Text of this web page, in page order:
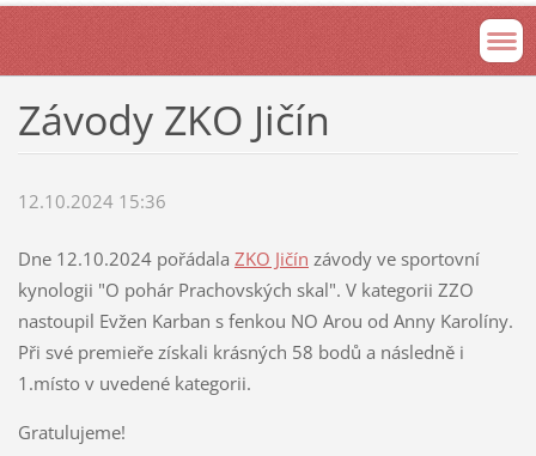
Závody ZKO Jičín
12.10.2024 15:36
Dne 12.10.2024 pořádala ZKO Jičín závody ve sportovní
kynologii "O pohár Prachovských skal". V kategorii ZZO
nastoupil Evžen Karban s fenkou NO Arou od Anny Karolíny.
Při své premieře získali krásných 58 bodů a následně i
1.místo v uvedené kategorii.
Gratulujeme!